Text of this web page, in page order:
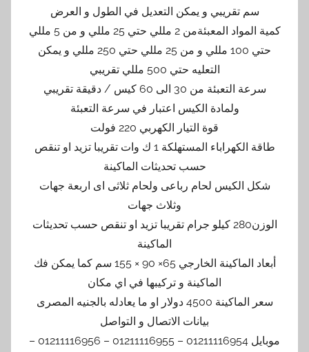
سم تقريبي و يمكن التعديل في الطول و العرض
كمية المواد المعبئةمن 2 مللي حتي 25 مللي و من 5 مللي
حتي 100 مللي و من 25 مللي حتي 250 مللي و يمكن
التعليه حتي 500 مللي تقريبي
سرعة التعبئة من 30 الى 60 كيس / دقيقة تقريبي
ولمادة الكيس اعتبار في سرعة التعبئة
قوة التيار الكهربي 220 فولت
طاقة الكهراباء المستهلكة 1 ك وات تقريبا تزيد او تنقص
حسب تحديثات الماكينة
شكل الكيس لحام رباعى ولحام ثلاثى اى اربعة جهات
وثلاث جهات
الوزن280 كيلو جرام تقريبا تزيد او تنقص حسب تحديثات
الماكينة
أبعاد الماكينة الخارجي 65× 90 × 155 سم كما يمكن فك
الماكينة و تركيبها في اي مكان
سعر الماكينة 4500 دولار او ما يعادله بالجنيه المصرى
بيانات الاتصال و التواصل
موبايل 01211116954 – 01211116955 – 01211116956 –